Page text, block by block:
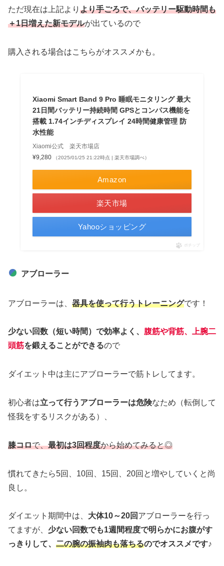
ただ現在は上記より より手ごろで、バッテリー駆動時間も
＋1日増えた新モデルが出ているので
購入される場合はこちらがオススメかも。
Xiaomi Smart Band 9 Pro 睡眠モニタリング 最大
21日間バッテリー持続時間 GPSとコンパス機能を
搭載 1.74インチディスプレイ 24時間健康管理 防
水性能
Xiaomi公式 楽天市場店
¥9,280
（2025/01/25 21:22時点 | 楽天市場調べ）
Amazon
楽天市場
Yahooショッピング
ポチップ
アブローラー
アブローラーは、 器具を使って行うトレーニングです！
少ない回数（短い時間）で効率よく、 腹筋や背筋、上腕二
頭筋を鍛えることができるので
ダイエット中は主にアブローラーで筋トレしてます。
初心者は立って行うアブローラーは危険なため（転倒して
怪我をするリスクがある）、
膝コロで、最初は3回程度から始めてみると◎
慣れてきたら5回、10回、15回、20回と増やしていくと尚
良し。
ダイエット期間中は、 大体10～20回 アブローラーを行っ
てますが、 少ない回数でも1週間程度で明らかにお腹がす
っきりして、 二の腕の振袖肉も落ちるのでオススメです♪